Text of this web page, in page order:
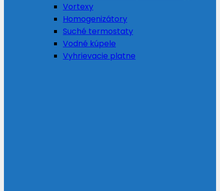
Vortexy
Homogenizátory
Suché termostaty
Vodné kúpele
Vyhrievacie platne